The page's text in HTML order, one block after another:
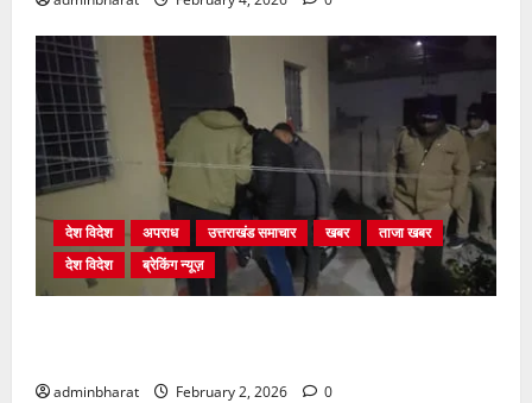
देश विदेश अपराध उत्तराखंड समाचार खबर
ताजा खबर
देश विदेश
ब्रेकिंग न्यूज़
adminbharat February 2, 2026 0